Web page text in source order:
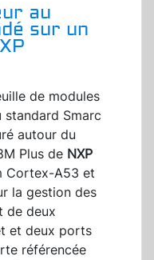
au
sur un
de modules
standard Smarc
autour du
Plus de NXP
Cortex-A53 et
la gestion des
de deux
et deux ports
référencée